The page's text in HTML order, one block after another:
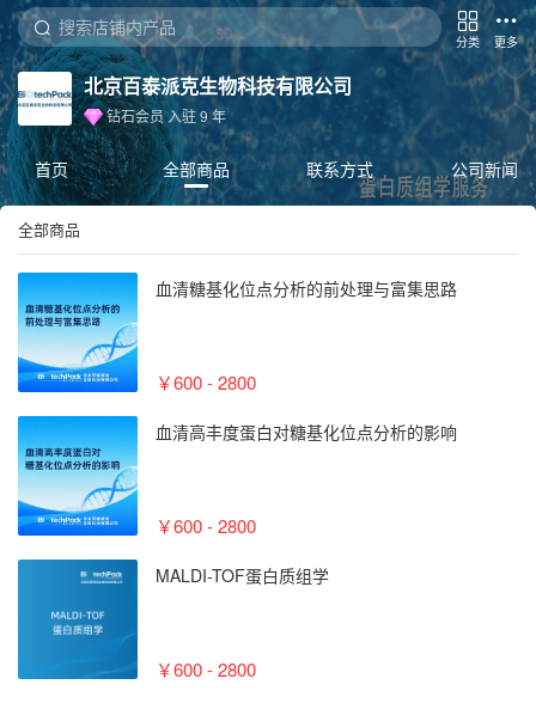
分类 更多
北京百泰派克生物科技有限公司
钻石会员入驻9 年
首页 全部商品 联系方式 公司新闻
全部商品
血清糖基化位点分析的前处理与富集思路
￥600 - 2800
血清高丰度蛋白对糖基化位点分析的影响
￥600 - 2800
MALDI-TOF蛋白质组学
￥600 - 2800